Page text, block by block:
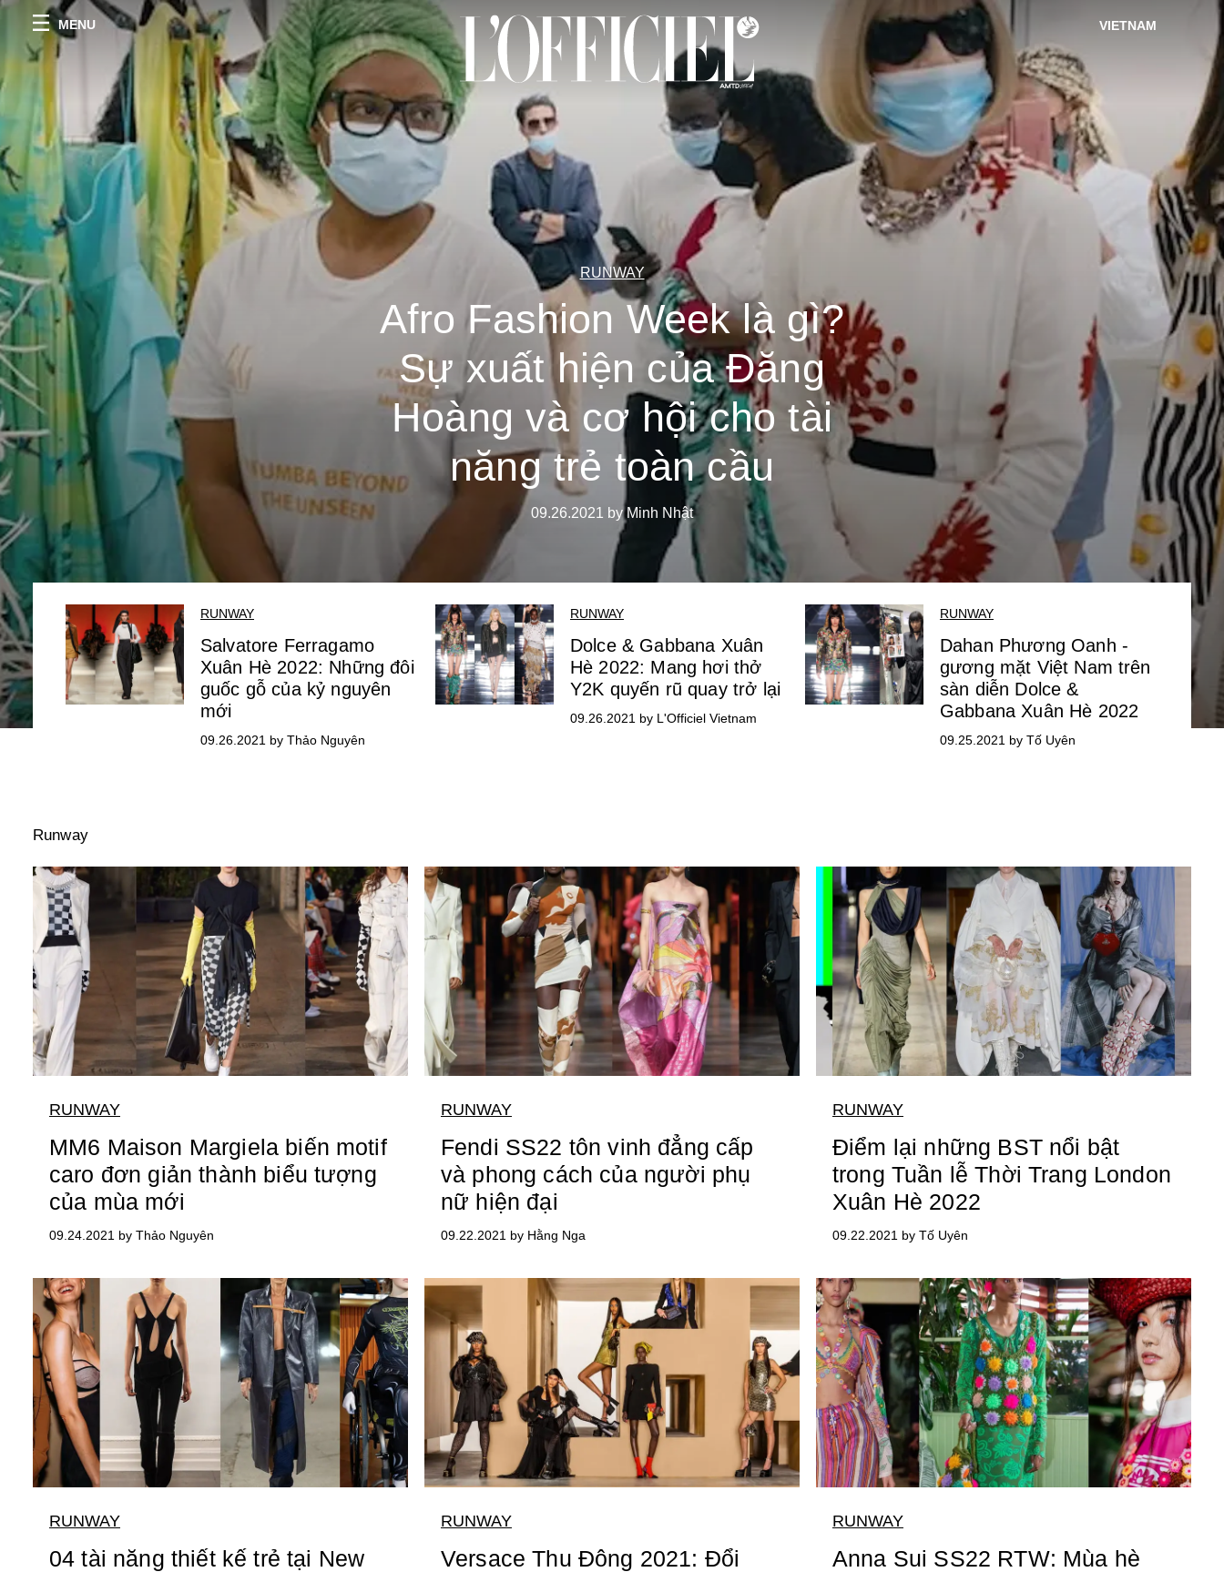
MENU VIETNAM
RUNWAY
Afro Fashion Week là gì?
Sự xuất hiện của Đăng
Hoàng và cơ hội cho tài
năng trẻ toàn cầu
09.26.2021 by Minh Nhật
RUNWAY
Salvatore Ferragamo
Xuân Hè 2022: Những đôi
guốc gỗ của kỷ nguyên
mới
09.26.2021 by Thảo Nguyên
RUNWAY
Dolce & Gabbana Xuân
Hè 2022: Mang hơi thở
Y2K quyến rũ quay trở lại
09.26.2021 by L'Officiel Vietnam
RUNWAY
Dahan Phương Oanh -
gương mặt Việt Nam trên
sàn diễn Dolce &
Gabbana Xuân Hè 2022
09.25.2021 by Tố Uyên
Runway
RUNWAY
MM6 Maison Margiela biến motif
caro đơn giản thành biểu tượng
của mùa mới
09.24.2021 by Thảo Nguyên
RUNWAY
Fendi SS22 tôn vinh đẳng cấp
và phong cách của người phụ
nữ hiện đại
09.22.2021 by Hằng Nga
RUNWAY
Điểm lại những BST nổi bật
trong Tuần lễ Thời Trang London
Xuân Hè 2022
09.22.2021 by Tố Uyên
RUNWAY
04 tài năng thiết kế trẻ tại New
RUNWAY
Versace Thu Đông 2021: Đổi
RUNWAY
Anna Sui SS22 RTW: Mùa hè